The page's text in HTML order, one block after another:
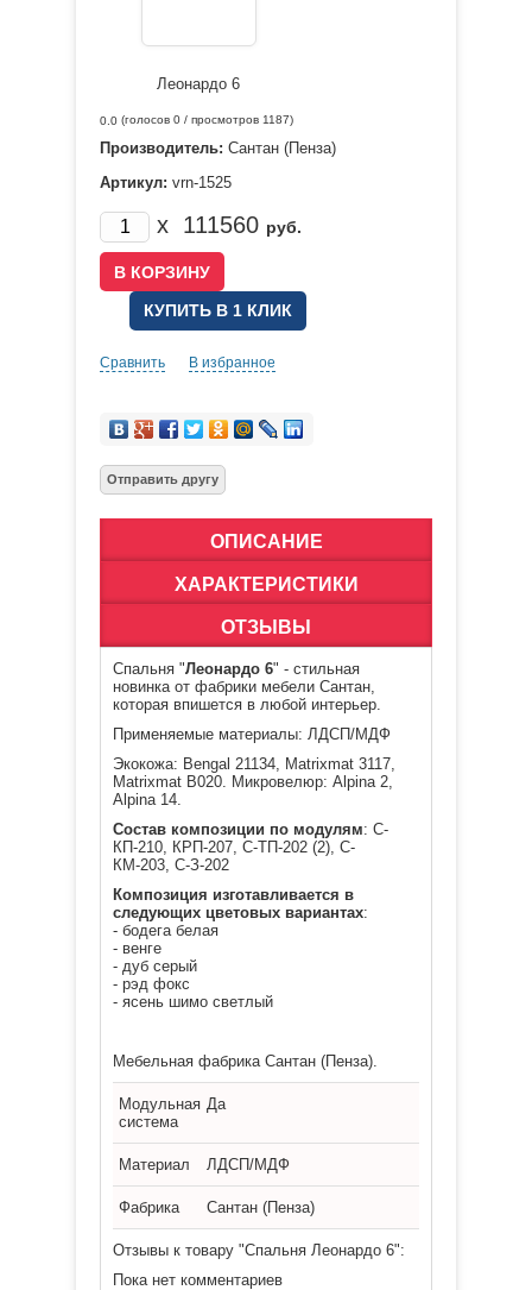
0.0 (голосов 0 / просмотров 1187)
Производитель: Сантан (Пенза)
Артикул: vrn-1525
x 111560 руб.
КУПИТЬ В 1 КЛИК
Сравнить В избранное
ОПИСАНИЕ
ХАРАКТЕРИСТИКИ
ОТЗЫВЫ
Спальня "Леонардо 6" - стильная
новинка от фабрики мебели Сантан,
которая впишется в любой интерьер.
Применяемые материалы: ЛДСП/МДФ
Экокожа: Bengal 21134, Matrixmat 3117,
Matrixmat B020. Микровелюр: Alpina 2,
Alpina 14.
Состав композиции по модулям: С-
КП-210, КРП-207, С-ТП-202 (2), С-
КМ-203, С-З-202
Композиция изготавливается в
следующих цветовых вариантах:
- бодега белая
- венге
- дуб серый
- рэд фокс
- ясень шимо светлый
Мебельная фабрика Сантан (Пенза).
Модульная
система
Да
Материал ЛДСП/МДФ
Фабрика Сантан (Пенза)
Отзывы к товару "Спальня Леонардо 6":
Пока нет комментариев